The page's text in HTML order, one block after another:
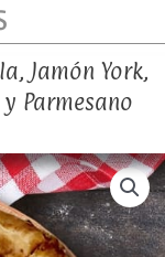
Jamón York,
Parmesano